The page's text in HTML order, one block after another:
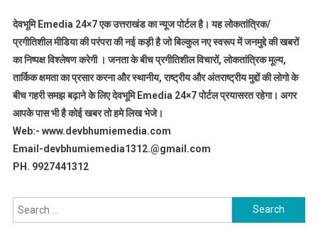
देवभूमि Emedia 24×7 एक उत्तराखंड का न्यूज पोर्टल है। यह लोकतांत्रिक/
प्रगीतिशील मीडिया की परंपरा की नई कड़ी है जो बिल्कुल नए स्वरूप में जनमुद्दे की खबरों
का निष्पक्ष विश्लेषण करेगी । जनता के बीच प्रगीतिशील विचारों, लोकतांत्रिक मूल्य,
तार्किक क्षमता का प्रसार करना और स्थानीय, राष्ट्रीय और अंतराष्ट्रीय मुद्दों की लोगो के
बीच गहरी समझ बढ़ाने के लिए देवभूमि Emedia 24×7 पोर्टल प्रयासरत रहेगा। अगर
आपके पास भी है कोई खबर तो हमे लिख भेजे।
Web:- www.devbhumiemedia.com
Email-devbhumiemedia1312.@gmail.com
PH. 9927441312
Search
for: